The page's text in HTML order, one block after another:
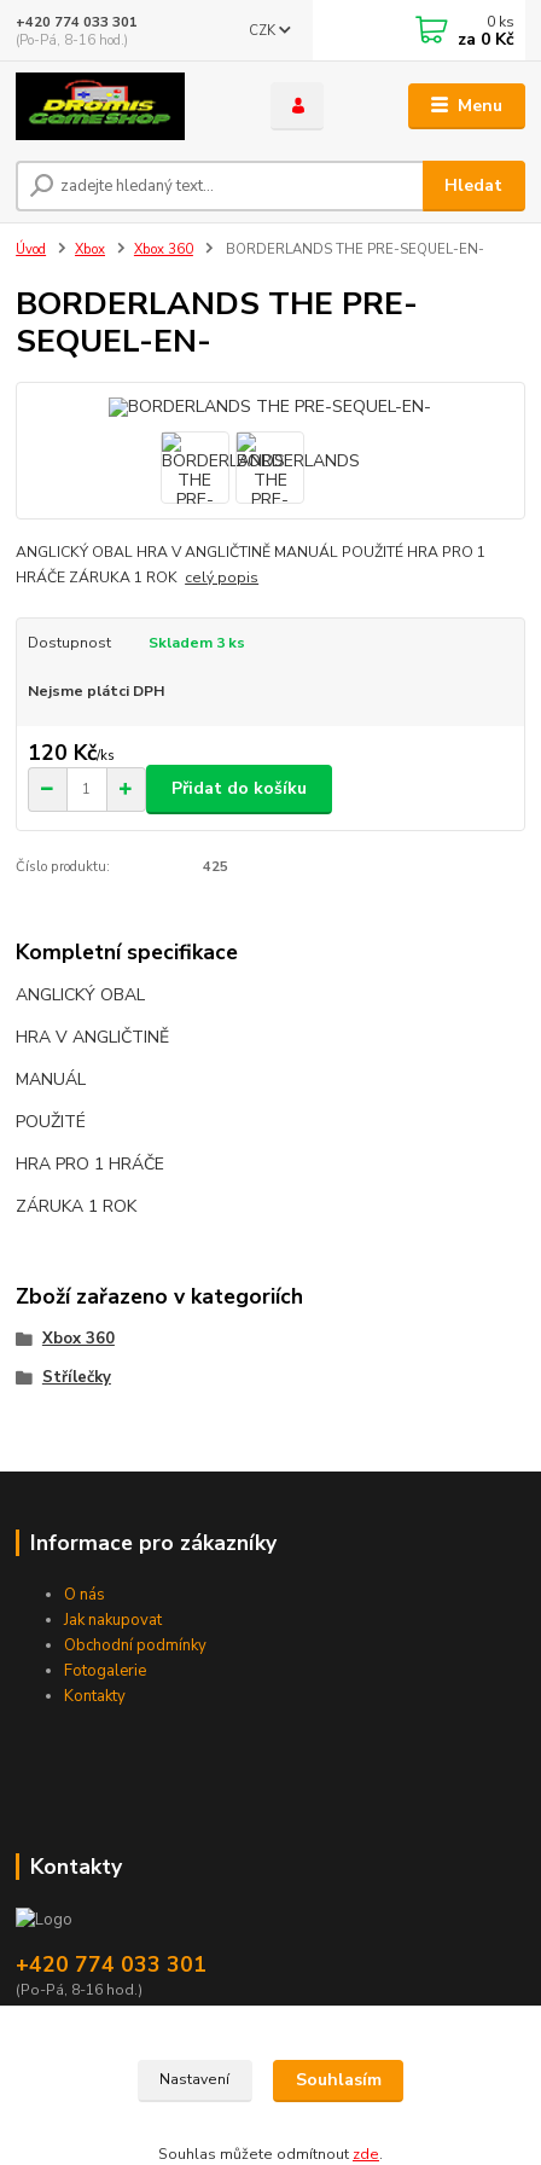
Menu
CZK
Hledat
+420 774 033 301
(Po-Pá, 8-16 hod.)
0 ks
za 0 Kč
Úvod Xbox Xbox 360 BORDERLANDS THE PRE-SEQUEL-EN-
BORDERLANDS THE PRE-
SEQUEL-EN-
ANGLICKÝ OBAL HRA V ANGLIČTINĚ MANUÁL POUŽITÉ HRA PRO 1
HRÁČE ZÁRUKA 1 ROK celý popis
Dostupnost Skladem 3 ks
Nejsme plátci DPH
120 Kč/ks
Přidat do košíku
Číslo produktu: 425
Kompletní specifikace
ANGLICKÝ OBAL
HRA V ANGLIČTINĚ
MANUÁL
POUŽITÉ
HRA PRO 1 HRÁČE
ZÁRUKA 1 ROK
Zboží zařazeno v kategoriích
Xbox 360
Střílečky
Informace pro zákazníky
O nás
Jak nakupovat
Obchodní podmínky
Fotogalerie
Kontakty
Kontakty
+420 774 033 301
(Po-Pá, 8-16 hod.)
Nastavení Souhlasím
Souhlas můžete odmítnout zde.